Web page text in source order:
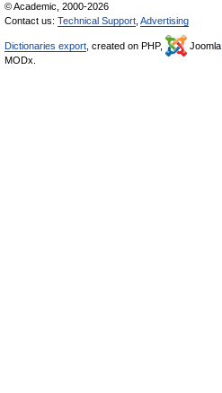
© Academic, 2000-2026
Contact us: Technical Support Advertising
Dictionaries export , created on PHP, Joomla,
MODx.